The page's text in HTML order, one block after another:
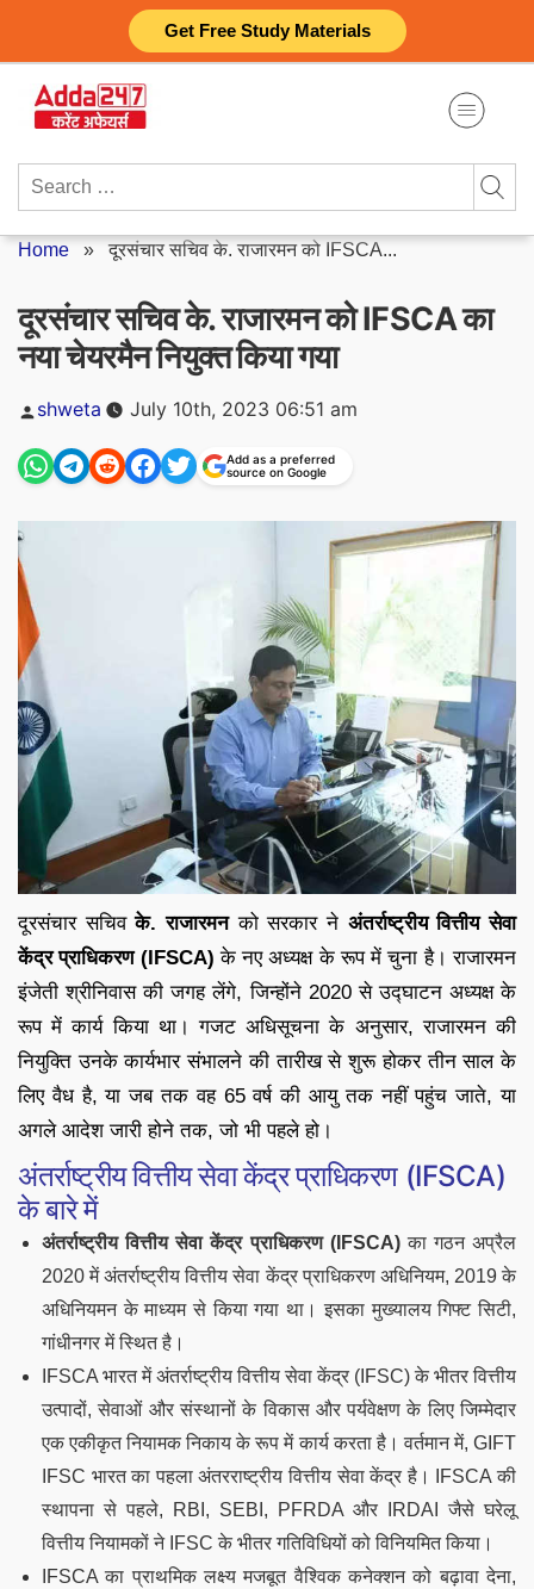
Get Free Study Materials
content
Search
Home »दूरसंचार सचिव के. राजारमन को IFSCA...
दूरसंचार सचिव के. राजारमन को IFSCA का
नया चेयरमैन नियुक्त किया गया
Posted
by
shweta July 10th, 2023 06:51 am
Add as a preferred
source on Google
दूरसंचार सचिवके. राजारमनको सरकार ने अंतर्राष्ट्रीय वित्तीय सेवा
केंद्र प्राधिकरण (IFSCA) के नए अध्यक्ष के रूप में चुना है। राजारमन
इंजेती श्रीनिवास की जगह लेंगे, जिन्होंने 2020 से उद्घाटन अध्यक्ष के
रूप में कार्य किया था। गजट अधिसूचना के अनुसार, राजारमन की
नियुक्ति उनके कार्यभार संभालने की तारीख से शुरू होकर तीन साल के
लिए वैध है, या जब तक वह 65 वर्ष की आयु तक नहीं पहुंच जाते, या
अगले आदेश जारी होने तक, जो भी पहले हो।
अंतर्राष्ट्रीय वित्तीय सेवा केंद्र प्राधिकरण (IFSCA)
के बारे में
अंतर्राष्ट्रीय वित्तीय सेवा केंद्र प्राधिकरण (IFSCA)का गठन अप्रैल
2020 में अंतर्राष्ट्रीय वित्तीय सेवा केंद्र प्राधिकरण अधिनियम, 2019 के
अधिनियमन के माध्यम से किया गया था। इसका मुख्यालय गिफ्ट सिटी,
गांधीनगर में स्थित है।
IFSCA भारत में अंतर्राष्ट्रीय वित्तीय सेवा केंद्र (IFSC) के भीतर वित्तीय
उत्पादों, सेवाओं और संस्थानों के विकास और पर्यवेक्षण के लिए जिम्मेदार
एक एकीकृत नियामक निकाय के रूप में कार्य करता है। वर्तमान में, GIFT
IFSC भारत का पहला अंतरराष्ट्रीय वित्तीय सेवा केंद्र है। IFSCA की
स्थापना से पहले, RBI, SEBI, PFRDA और IRDAI जैसे घरेलू
वित्तीय नियामकों ने IFSC के भीतर गतिविधियों को विनियमित किया।
IFSCA का प्राथमिक लक्ष्य मजबूत वैश्विक कनेक्शन को बढ़ावा देना,